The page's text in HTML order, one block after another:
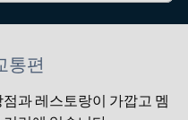
통편
과 레스토랑이 가깝고 멤